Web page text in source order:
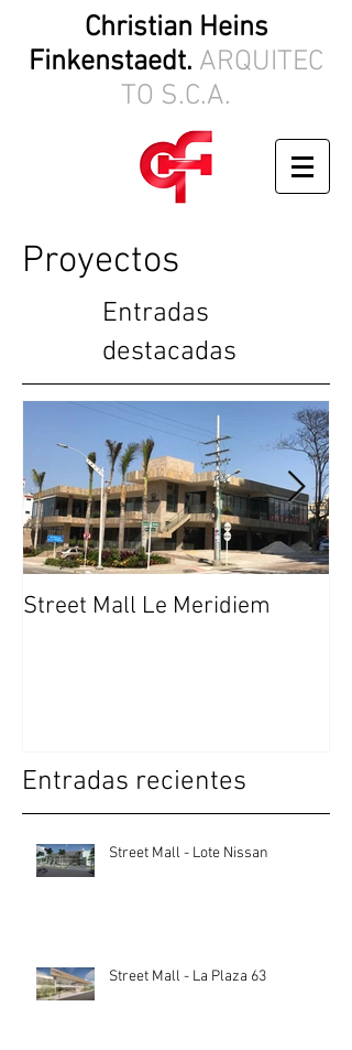
Christian Heins
Finkenstaedt. ARQUITEC
TO S.C.A.
Entradas
destacadas
Entradas recientes
Proyectos
Street Mall - Lote Nissan
Street Mall - La Plaza 63
Street Mall Le Meridiem